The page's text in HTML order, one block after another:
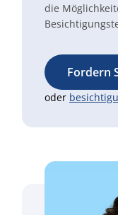
die
Fordern
oder